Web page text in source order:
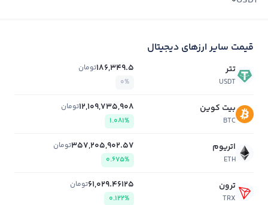
قیمت سایر ارزهای دیجیتال
تتر
USDT
186,349.5تومان
0%
بیت کوین
BTC
12,109,735,908تومان
1.081%
اتریوم
ETH
357,205,902.57تومان
0.675%
ترون
TRX
61,029.46125تومان
0.122%